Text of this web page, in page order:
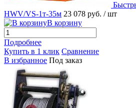
HWV/VS-1т-35м 23 078 руб. / шт
В корзину
Подробнее
Купить в 1 клик Сравнение
В избранное Под заказ